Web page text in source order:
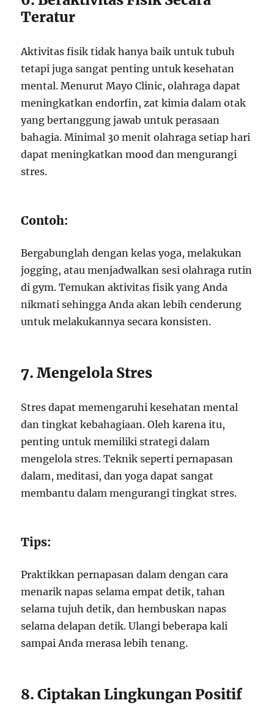
Teratur
Aktivitas fisik tidak hanya baik untuk tubuh
tetapi juga sangat penting untuk kesehatan
mental. Menurut Mayo Clinic, olahraga dapat
meningkatkan endorfin, zat kimia dalam otak
yang bertanggung jawab untuk perasaan
bahagia. Minimal 30 menit olahraga setiap hari
dapat meningkatkan mood dan mengurangi
stres.
Contoh:
Bergabunglah dengan kelas yoga, melakukan
jogging, atau menjadwalkan sesi olahraga rutin
di gym. Temukan aktivitas fisik yang Anda
nikmati sehingga Anda akan lebih cenderung
untuk melakukannya secara konsisten.
7. Mengelola Stres
Stres dapat memengaruhi kesehatan mental
dan tingkat kebahagiaan. Oleh karena itu,
penting untuk memiliki strategi dalam
mengelola stres. Teknik seperti pernapasan
dalam, meditasi, dan yoga dapat sangat
membantu dalam mengurangi tingkat stres.
Tips:
Praktikkan pernapasan dalam dengan cara
menarik napas selama empat detik, tahan
selama tujuh detik, dan hembuskan napas
selama delapan detik. Ulangi beberapa kali
sampai Anda merasa lebih tenang.
8. Ciptakan Lingkungan Positif